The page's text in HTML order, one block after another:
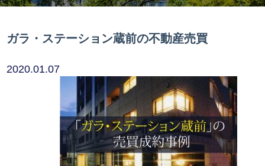
ガラ・ステーション蔵前の不動産売買
2020.01.07